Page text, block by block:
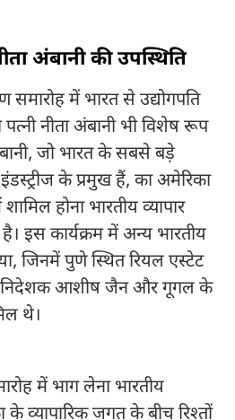
अंबानी की उपस्थिति
समारोह में भारत से उद्योगपति
नीता अंबानी भी विशेष रूप
जो भारत के सबसे बड़े
के प्रमुख हैं, का अमेरिका
होना भारतीय व्यापार
इस कार्यक्रम में अन्य भारतीय
जिनमें पुणे स्थित रियल एस्टेट
निदेशक आशीष जैन और गूगल के
थे।
में भाग लेना भारतीय
के व्यापारिक जगत के बीच रिश्तों